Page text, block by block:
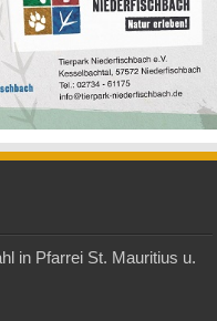
in Pfarrei St. Mauritius u.